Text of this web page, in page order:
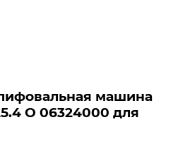
машина
O 06324000 для